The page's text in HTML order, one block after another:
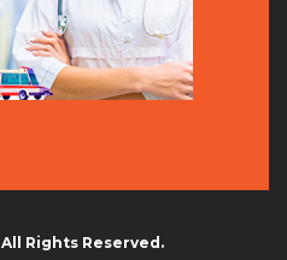
All Rights Reserved.